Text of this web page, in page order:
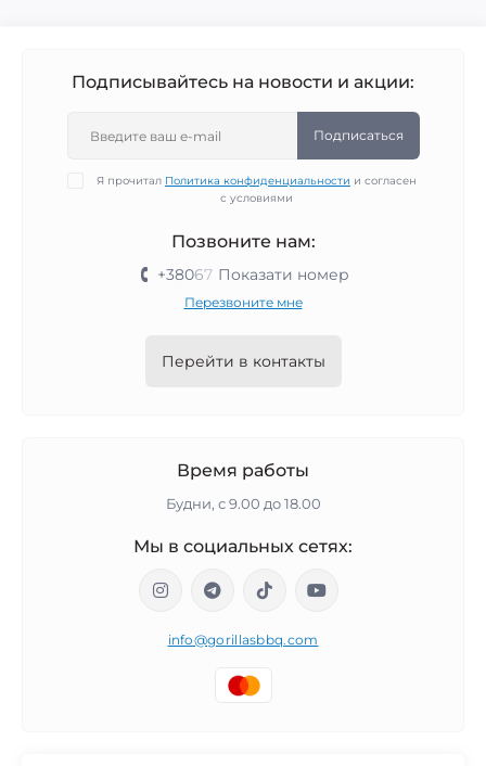
Подписывайтесь на новости и акции:
Подписаться
Я прочитал Политика конфиденциальности и согласен
с условиями
Позвоните нам:
+38067 Показати номер
Перезвоните мне
Перейти в контакты
Время работы
Будни, с 9.00 до 18.00
Мы в социальных сетях:
info@gorillasbbq.com